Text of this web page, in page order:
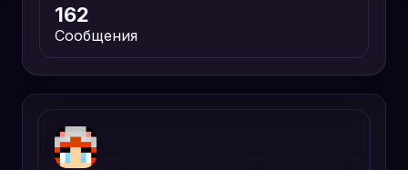
162
Сообщения